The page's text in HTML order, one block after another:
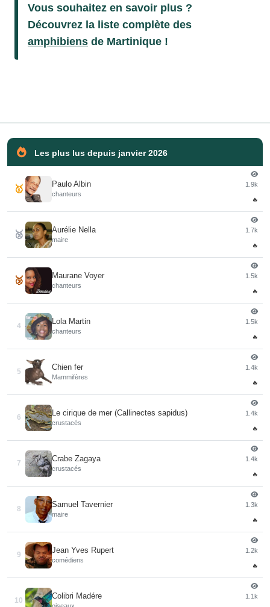
Vous souhaitez en savoir plus ?
Découvrez la liste complète des
amphibiens de Martinique !
Les plus lus depuis janvier 2026
🥇 Paulo Albin
chanteurs
1.9k
🔥
🥈 Aurélie Nella
maire
1.7k
🔥
🥉 Maurane Voyer
chanteurs
1.5k
🔥
4
Lola Martin
chanteurs
1.5k
🔥
5
Chien fer
Mammifères
1.4k
🔥
6
Le cirique de mer (Callinectes sapidus)
crustacés
1.4k
🔥
7
Crabe Zagaya
crustacés
1.4k
🔥
8
Samuel Tavernier
maire
1.3k
🔥
9
Jean Yves Rupert
comédiens
1.2k
🔥
10
Colibri Madére 1.1k